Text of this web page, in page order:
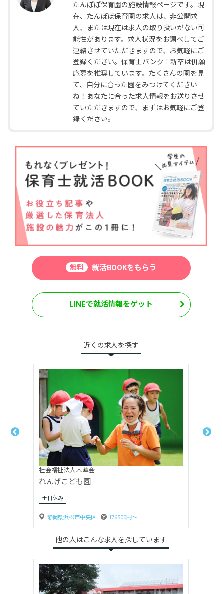
たんぽぽ保育園の施設情報ページです。現
在、たんぽぽ保育園の求人は、非公開求
人、または現在は求人の取り扱いがない可
能性があります。求人状況をお調べしてご
連絡させていただきますので、お気軽にご
登録ください。保育士バンク！新卒は併願
応募を推奨しています。たくさんの園を見
て、自分に合った園をみつけてください
ね！あなたに合った求人情報をお送りさせ
ていただきますので、まずはお気軽にご登
録ください。
無料 就活BOOKをもらう
LINEで就活情報をゲット
近くの求人を探す
社会福祉法人木華会
れんげこども園
土日休み
静岡県浜松市中央区 176500円〜
他の人はこんな求人を探しています